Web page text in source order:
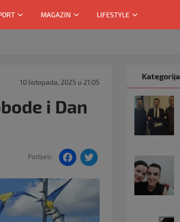
MAGAZIN LIFESTYLE
10 listopada, 2025 u 21:05
i Dan
Podijeli:
F
e
Kategorija